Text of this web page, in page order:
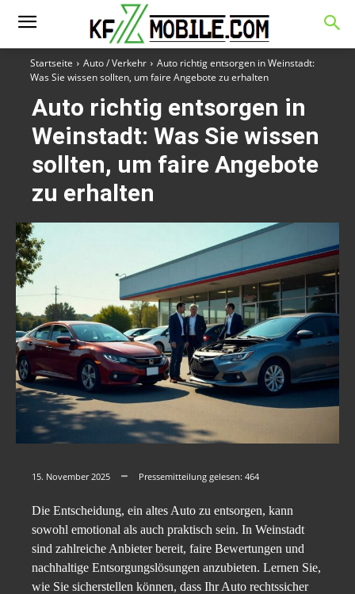
Startseite Auto / Verkehr
Auto richtig entsorgen in Weinstadt:
Was Sie wissen sollten, um faire Angebote zu erhalten
Auto richtig entsorgen in
Weinstadt: Was Sie wissen
sollten, um faire Angebote
zu erhalten
15. November 2025 Pressemitteilung gelesen: 464
Die Entscheidung, ein altes Auto zu entsorgen, kann
sowohl emotional als auch praktisch sein. In Weinstadt
sind zahlreiche Anbieter bereit, faire Bewertungen und
nachhaltige Entsorgungslösungen anzubieten. Lernen Sie,
wie Sie sicherstellen können, dass Ihr Auto rechtssicher